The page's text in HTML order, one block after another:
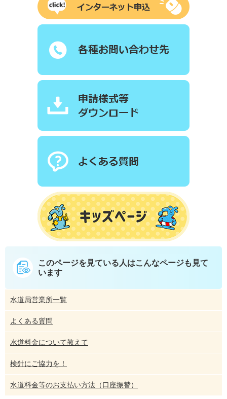
このページを見ている人はこんなページも見て
います
水道局営業所一覧
よくある質問
水道料金について教えて
検針にご協力を！
水道料金等のお支払い方法（口座振替）